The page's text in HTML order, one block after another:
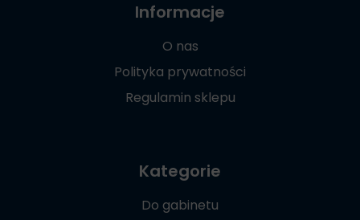
Informacje
O nas
Polityka prywatności
Regulamin sklepu
Kategorie
Do gabinetu